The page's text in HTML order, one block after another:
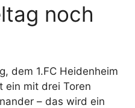
noch
dem 1.FC Heidenheim
ein mit drei Toren
– das wird ein